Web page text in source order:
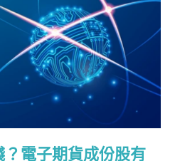
電子期貨成份股有